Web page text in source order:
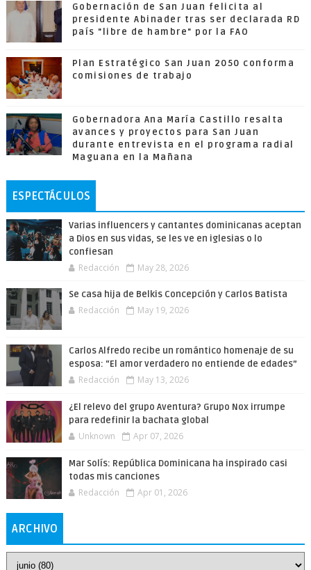
Gobernación de San Juan felicita al
presidente Abinader tras ser declarada RD
país "libre de hambre" por la FAO
Plan Estratégico San Juan 2050 conforma
comisiones de trabajo
Gobernadora Ana María Castillo resalta
avances y proyectos para San Juan
durante entrevista en el programa radial
Maguana en la Mañana
ESPECTÁCULOS
Varias influencers y cantantes dominicanas aceptan
a Dios en sus vidas, se les ve en iglesias o lo
confiesan
Redacción May 28, 2026
Se casa hija de Belkis Concepción y Carlos Batista
Redacción May 19, 2026
Carlos Alfredo recibe un romántico homenaje de su
esposa: “El amor verdadero no entiende de edades”
Redacción May 13, 2026
¿El relevo del grupo Aventura? Grupo Nox irrumpe
para redefinir la bachata global
Unknown Apr 07, 2026
Mar Solís: República Dominicana ha inspirado casi
todas mis canciones
Redacción Apr 01, 2026
ARCHIVO